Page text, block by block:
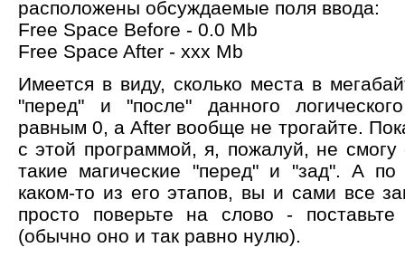
расположены обсуждаемые поля ввода:
Free Space Before - 0.0 Mb
Free Space After - xxx Mb
Имеется в виду, сколько места в
"перед" и "после" данного
равным 0, а After вообще не трогайте.
с этой программой, я, пожалуй, не смогу
такие магические "перед" и "зад". А
каком-то из его этапов, вы и сами все
просто поверьте на слово -
(обычно оно и так равно нулю).